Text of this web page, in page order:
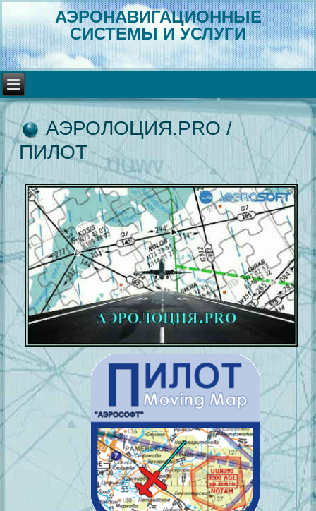
АЭРОНАВИГАЦИОННЫЕ
СИСТЕМЫ И УСЛУГИ
АЭРОЛОЦИЯ.PRO /
ПИЛОТ